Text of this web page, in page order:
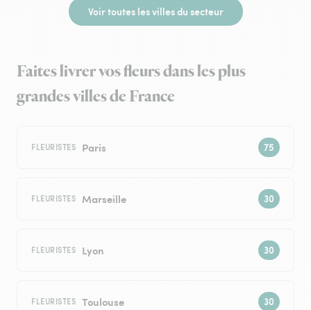
Voir toutes les villes du secteur
Faites livrer vos fleurs dans les plus
grandes villes de France
FLEURISTES Paris
FLEURISTES Marseille
FLEURISTES Lyon
FLEURISTES Toulouse